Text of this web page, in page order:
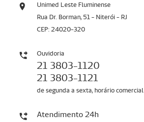
Unimed Leste Fluminense
Rua Dr. Borman, 51 - Niterói - RJ
CEP: 24020-320
Ouvidoria
21 3803-1120
21 3803-1121
de segunda a sexta, horário comercial
Atendimento 24h